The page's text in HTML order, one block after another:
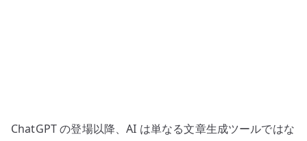
シ
ChatGPT の登場以降、AI は単なる文章生成ツールではな